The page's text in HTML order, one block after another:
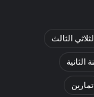
الثلاثي الثالث
الثانية
تمارين